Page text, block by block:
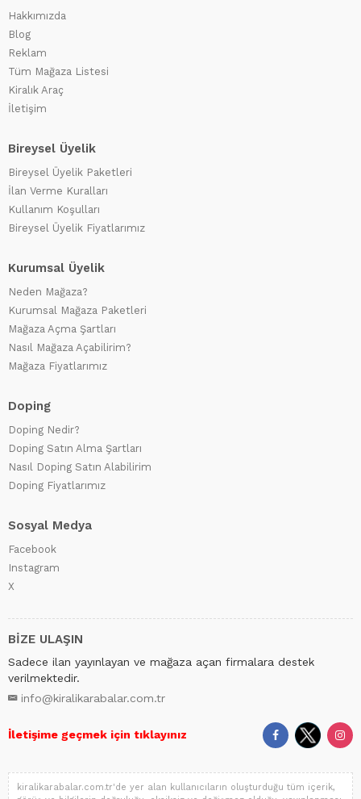
Hakkımızda
Blog
Reklam
Tüm Mağaza Listesi
Kiralık Araç
İletişim
Bireysel Üyelik
Bireysel Üyelik Paketleri
İlan Verme Kuralları
Kullanım Koşulları
Bireysel Üyelik Fiyatlarımız
Kurumsal Üyelik
Neden Mağaza?
Kurumsal Mağaza Paketleri
Mağaza Açma Şartları
Nasıl Mağaza Açabilirim?
Mağaza Fiyatlarımız
Doping
Doping Nedir?
Doping Satın Alma Şartları
Nasıl Doping Satın Alabilirim
Doping Fiyatlarımız
Sosyal Medya
Facebook
Instagram
X
BİZE ULAŞIN
Sadece ilan yayınlayan ve mağaza açan firmalara destek
verilmektedir.
info@kiralikarabalar.com.tr
İletişime geçmek için tıklayınız
kiralikarabalar.com.tr'de yer alan kullanıcıların oluşturduğu tüm içerik,